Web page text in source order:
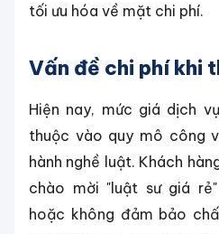
tối ưu hóa về mặt chi phí.
Vấn đề chi phí khi
Hiện nay, mức giá dịch
thuộc vào quy mô công
hành nghề luật. Khách
chào mời "luật sư giá
hoặc không đảm bảo